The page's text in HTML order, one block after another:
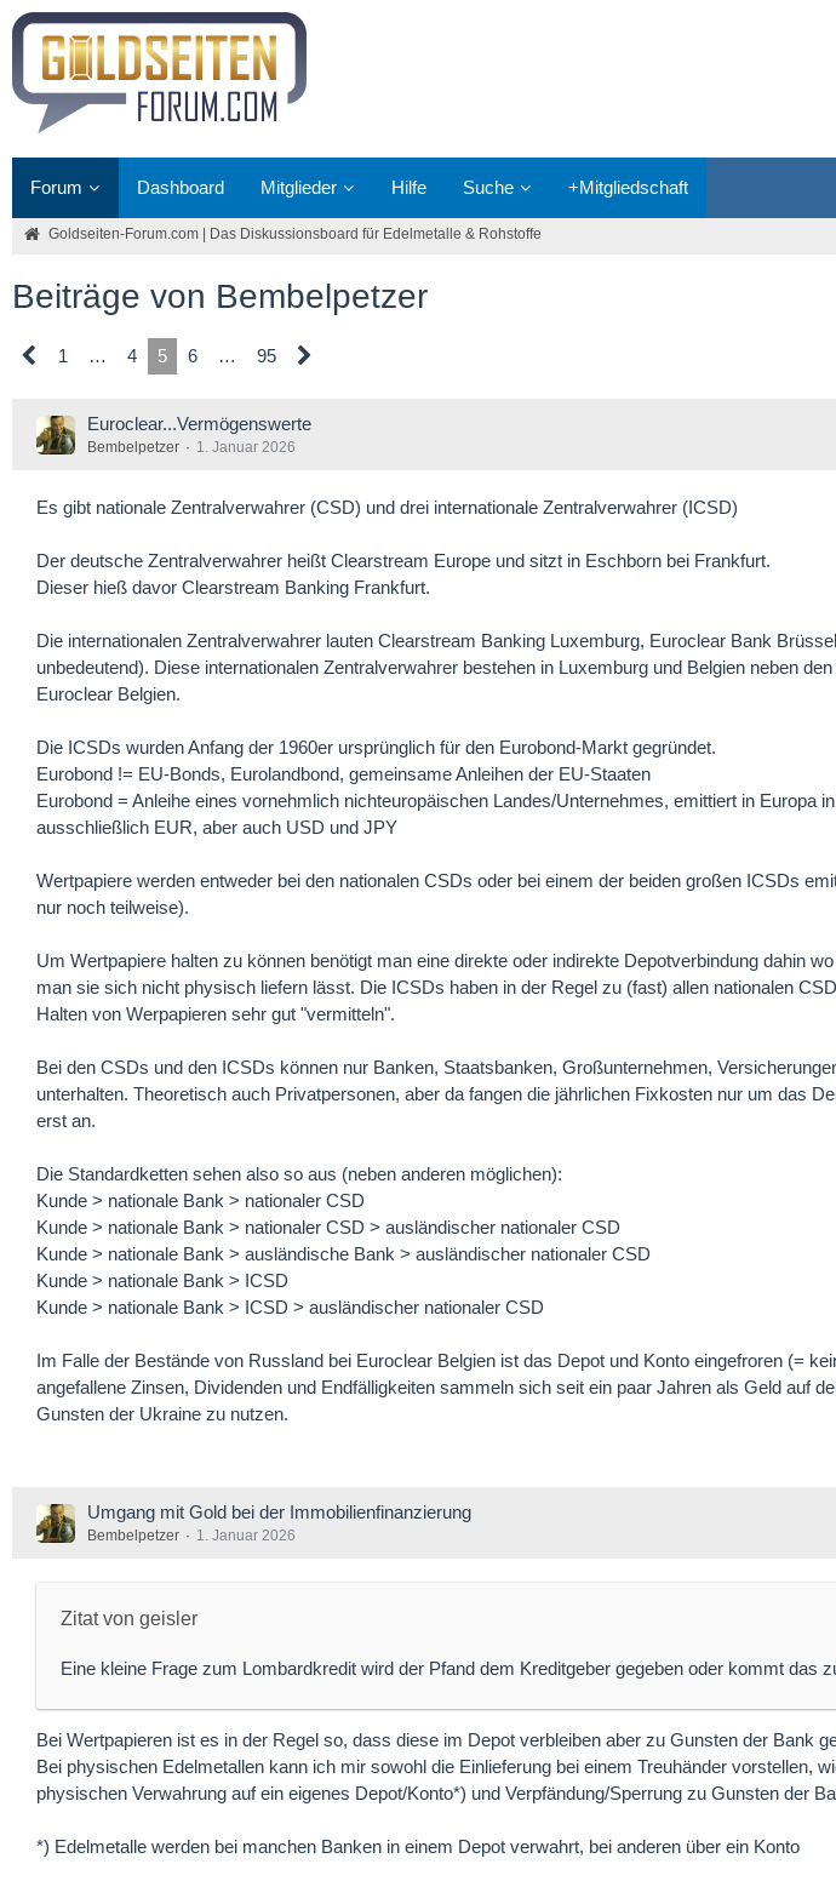
Forum Dashboard Mitglieder Hilfe Suche +Mitgliedschaft
Goldseiten-Forum.com | Das Diskussionsboard für Edelmetalle & Rohstoffe
Beiträge von Bembelpetzer
1 … 4 5 6 … 95
Euroclear...Vermögenswerte
Bembelpetzer 1. Januar 2026
Es gibt nationale Zentralverwahrer (CSD) und drei internationale Zentralverwahrer (ICSD)
Der deutsche Zentralverwahrer heißt Clearstream Europe und sitzt in Eschborn bei Frankfurt.
Dieser hieß davor Clearstream Banking Frankfurt.
Die internationalen Zentralverwahrer lauten Clearstream Banking Luxemburg, Euroclear Bank
unbedeutend). Diese internationalen Zentralverwahrer bestehen in Luxemburg und Belgien neben
Euroclear Belgien.
Die ICSDs wurden Anfang der 1960er ursprünglich für den Eurobond-Markt gegründet.
Eurobond != EU-Bonds, Eurolandbond, gemeinsame Anleihen der EU-Staaten
Eurobond = Anleihe eines vornehmlich nichteuropäischen Landes/Unternehmes, emittiert in Europa
ausschließlich EUR, aber auch USD und JPY
Wertpapiere werden entweder bei den nationalen CSDs oder bei einem der beiden großen ICSDs
nur noch teilweise).
Um Wertpapiere halten zu können benötigt man eine direkte oder indirekte Depotverbindung dahin
man sie sich nicht physisch liefern lässt. Die ICSDs haben in der Regel zu (fast) allen nationalen
Halten von Werpapieren sehr gut "vermitteln".
Bei den CSDs und den ICSDs können nur Banken, Staatsbanken, Großunternehmen,
unterhalten. Theoretisch auch Privatpersonen, aber da fangen die jährlichen Fixkosten nur um das
erst an.
Die Standardketten sehen also so aus (neben anderen möglichen):
Kunde > nationale Bank > nationaler CSD
Kunde > nationale Bank > nationaler CSD > ausländischer nationaler CSD
Kunde > nationale Bank > ausländische Bank > ausländischer nationaler CSD
Kunde > nationale Bank > ICSD
Kunde > nationale Bank > ICSD > ausländischer nationaler CSD
Im Falle der Bestände von Russland bei Euroclear Belgien ist das Depot und Konto eingefroren (=
angefallene Zinsen, Dividenden und Endfälligkeiten sammeln sich seit ein paar Jahren als Geld auf
Gunsten der Ukraine zu nutzen.
Umgang mit Gold bei der Immobilienfinanzierung
Bembelpetzer 1. Januar 2026
Zitat von geisler
Eine kleine Frage zum Lombardkredit wird der Pfand dem Kreditgeber gegeben oder kommt das
Bei Wertpapieren ist es in der Regel so, dass diese im Depot verbleiben aber zu Gunsten der Bank
Bei physischen Edelmetallen kann ich mir sowohl die Einlieferung bei einem Treuhänder vorstellen,
physischen Verwahrung auf ein eigenes Depot/Konto*) und Verpfändung/Sperrung zu Gunsten der
*) Edelmetalle werden bei manchen Banken in einem Depot verwahrt, bei anderen über ein Konto